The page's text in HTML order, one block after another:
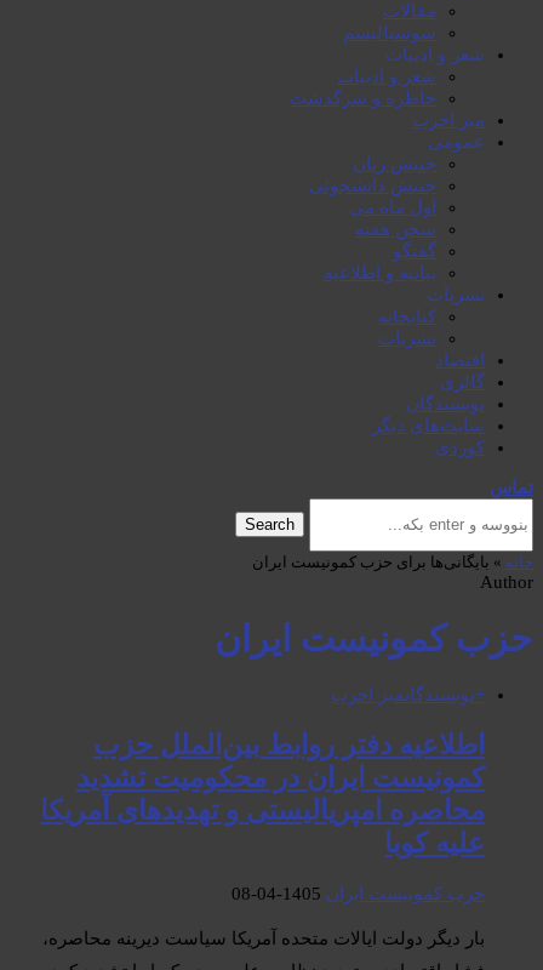
مقالات
سوسیالیسم
شعر و ادبیات
شعر و ادبیات
خاطرە و سرگذشت
میز احزب
عمومی
جنبش زنان
جنبش دانشجوئی
اول ماە می
سخن هفتە
گفتگو
بیانیە و اطلاعیە
نشریات
کتابخانە
نشریات
اقتصاد
گالری
نویسندگان
سایت‌های دیگر
کوردی
تماس
Search
خانه » بایگانی‌ها برای حزب کمونیست ایران
Author
حزب کمونیست ایران
+نویسندگانمیز احزب
اطلاعیه دفتر روابط بین‌الملل حزب
کمونیست ایران در محکومیت تشدید
محاصره امپریالیستی و تهدیدهای آمریکا
علیه کوبا
حزب کمونیست ایران 1405-04-08
بار دیگر دولت ایالات متحده آمریکا سیاست دیرینه محاصره،